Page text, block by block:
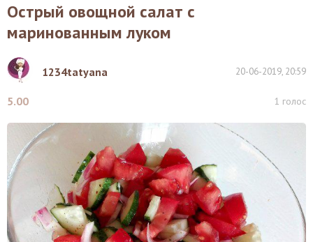
Острый овощной салат с
маринованным луком
1234tatyana 20-06-2019, 20:59
5.00 1 голос